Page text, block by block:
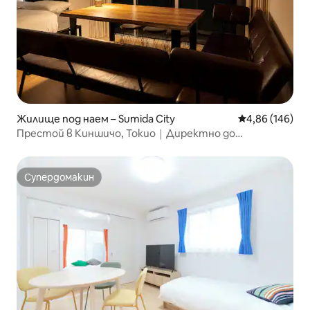
Жилище под наем – Sumida City Средна
4,86 (146)
Престой в Киншичо, Токио｜Директно до
Супердомакин
Супердомакин